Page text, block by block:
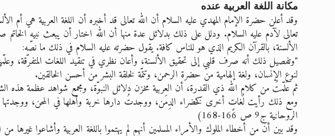
مكانة اللغة العربية عنده
وقد أعلن حضرة الإمام المهدي عليه السلام أن الله تعالى قد أخبره أن اللغة العربية هي أم
تعالى لآدم عليه السلام. ودلل على ذلك بدلائل عدة منها أن الله اختار أن يبعث نبيه
الألسنة، بالقرآن الكريم الذي هو للناس كافة. يقول حضرته عليه السلام في ذلك ما نصّه:
"وتفصيل ذلك أنه صرف قلبي إلى تحقيق الألسنة، وأعان نظري في تنقيد اللغات المتفرّقة،
لنوع الإنسان، ولغة إلهامية من حضرة الرحمن، وتتمّة لخلقة البشر من أحسن الخالقين.
ثم عُلّمتُ من كلام الله ذي القدرة، أن العربية مخزن دلائل النبوّة، ومجمع شواهد عظمة هذه
ومع ذلك رأيت لُغاتٍ أخرى كخضراء الدِمَن، ووجدتُ دارها خربة وأهلها في المحن، ووجدتها
الروحانية ج9 ص 166-168)
وقد بين أن من أخطاء الملوك والأمراء المسلمين أنهم لم يهتموا باللغة العربية وأشاعوا